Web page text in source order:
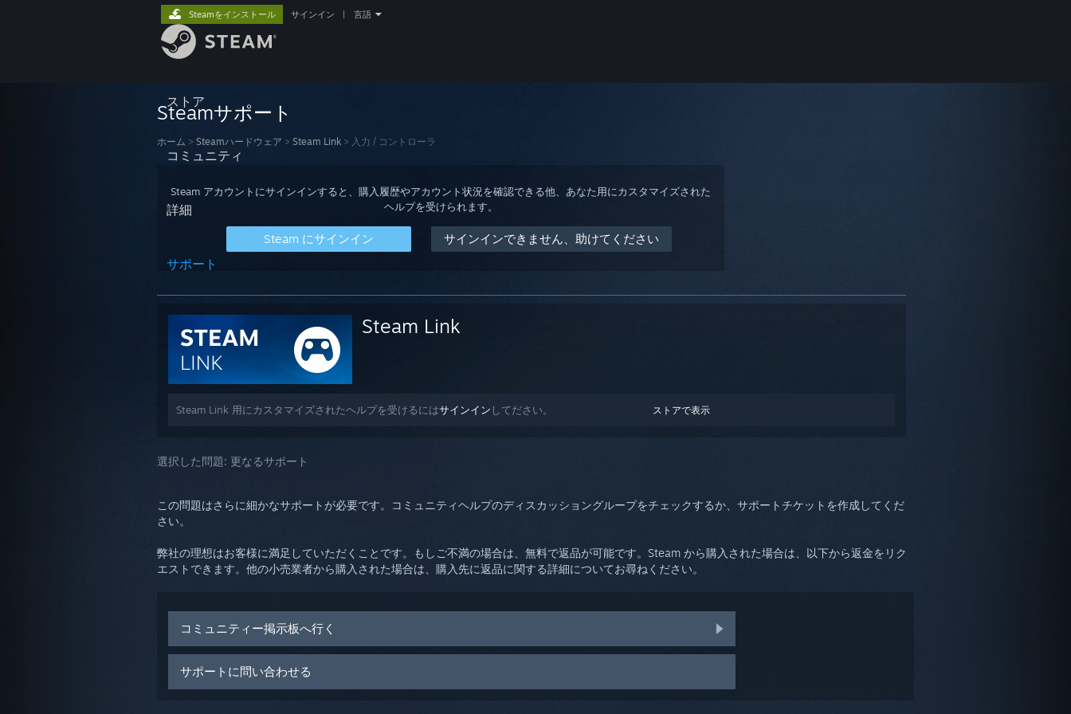
ストア
コミュニティ
詳細
サポート
Steamをインストール サインイン 言語
Steamサポート
ホーム > Steamハードウェア > Steam Link > 入力 / コントローラ
Steam アカウントにサインインすると、購入履歴やアカウント状況を確認できる他、あなた用にカスタマイズされた
ヘルプを受けられます。
Steam にサインイン サインインできません、助けてください
Steam Link
ストアで表示
Steam Link 用にカスタマイズされたヘルプを受けるにはサインイン してださい。
選択した問題: 更なるサポート
この問題はさらに細かなサポートが必要です。コミュニティヘルプのディスカッショングループをチェックするか、サポートチケットを作成してくだ
さい。
弊社の理想はお客様に満足していただくことです。もしご不満の場合は、無料で返品が可能です。Steam から購入された場合は、以下から返金をリク
エストできます。他の小売業者から購入された場合は、購入先に返品に関する詳細についてお尋ねください。
コミュニティー掲示板へ行く
サポートに問い合わせる